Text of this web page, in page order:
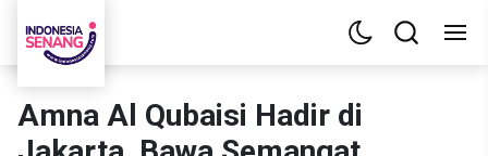
Amna Al Qubaisi Hadir di